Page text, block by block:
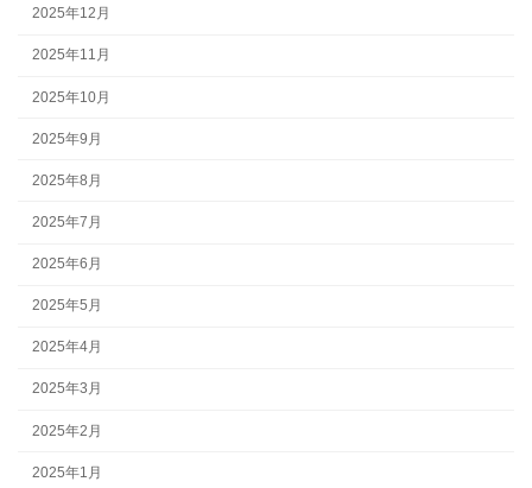
2025年12月
2025年11月
2025年10月
2025年9月
2025年8月
2025年7月
2025年6月
2025年5月
2025年4月
2025年3月
2025年2月
2025年1月